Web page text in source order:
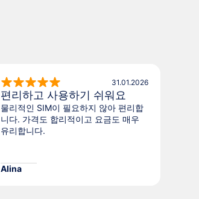
31.01.2026
편리하고 사용하기 쉬워요
물리적인 SIM이 필요하지 않아 편리합
니다. 가격도 합리적이고 요금도 매우
유리합니다.
Alina